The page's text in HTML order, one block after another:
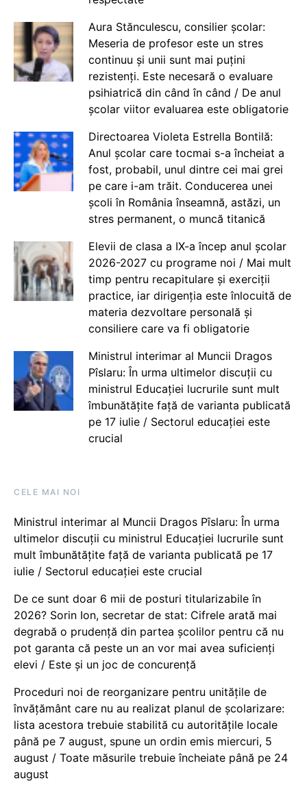
Aura Stănculescu, consilier școlar:
Meseria de profesor este un stres
continuu și unii sunt mai puțini
rezistenți. Este necesară o evaluare
psihiatrică din când în când / De anul
școlar viitor evaluarea este obligatorie
Directoarea Violeta Estrella Bontilă:
Anul școlar care tocmai s-a încheiat a
fost, probabil, unul dintre cei mai grei
pe care i-am trăit. Conducerea unei
școli în România înseamnă, astăzi, un
stres permanent, o muncă titanică
Elevii de clasa a IX-a încep anul școlar
2026-2027 cu programe noi / Mai mult
timp pentru recapitulare și exerciții
practice, iar dirigenția este înlocuită de
materia dezvoltare personală și
consiliere care va fi obligatorie
Ministrul interimar al Muncii Dragos
Pîslaru: În urma ultimelor discuții cu
ministrul Educației lucrurile sunt mult
îmbunătățite față de varianta publicată
pe 17 iulie / Sectorul educației este
crucial
CELE MAI NOI
Ministrul interimar al Muncii Dragos Pîslaru: În urma
ultimelor discuții cu ministrul Educației lucrurile sunt
mult îmbunătățite față de varianta publicată pe 17
iulie / Sectorul educației este crucial
De ce sunt doar 6 mii de posturi titularizabile în
2026? Sorin Ion, secretar de stat: Cifrele arată mai
degrabă o prudență din partea școlilor pentru că nu
pot garanta că peste un an vor mai avea suficienți
elevi / Este și un joc de concurență
Proceduri noi de reorganizare pentru unitățile de
învățământ care nu au realizat planul de școlarizare:
lista acestora trebuie stabilită cu autoritățile locale
până pe 7 august, spune un ordin emis miercuri, 5
august / Toate măsurile trebuie încheiate până pe 24
august